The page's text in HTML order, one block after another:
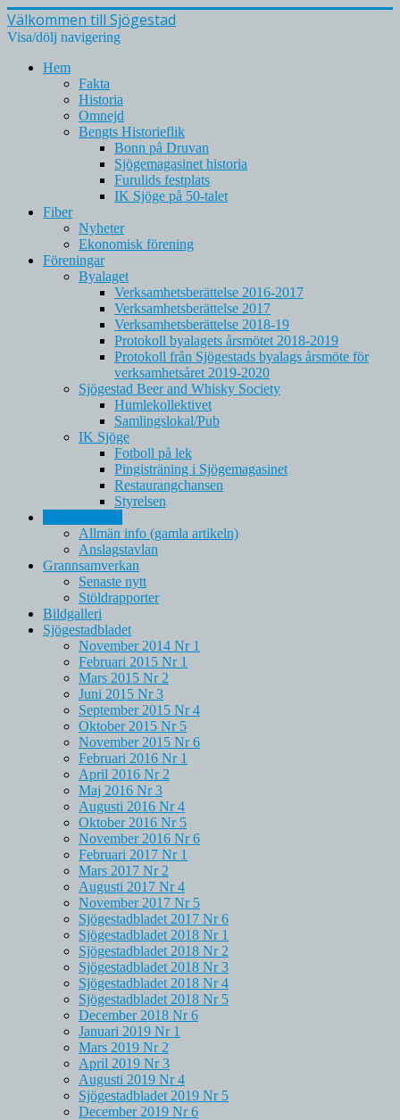
Välkommen till Sjögestad
Visa/dölj navigering
Hem
Fakta
Historia
Omnejd
Bengts Historieflik
Bonn på Druvan
Sjögemagasinet historia
Furulids festplats
IK Sjöge på 50-talet
Fiber
Nyheter
Ekonomisk förening
Föreningar
Byalaget
Verksamhetsberättelse 2016-2017
Verksamhetsberättelse 2017
Verksamhetsberättelse 2018-19
Protokoll byalagets årsmötet 2018-2019
Protokoll från Sjögestads byalags årsmöte för
verksamhetsåret 2019-2020
Sjögestad Beer and Whisky Society
Humlekollektivet
Samlingslokal/Pub
IK Sjöge
Fotboll på lek
Pingisträning i Sjögemagasinet
Restaurangchansen
Styrelsen
Allmän info (gamla artikeln)
Anslagstavlan
Grannsamverkan
Senaste nytt
Stöldrapporter
Bildgalleri
Sjögestadbladet
November 2014 Nr 1
Februari 2015 Nr 1
Mars 2015 Nr 2
Juni 2015 Nr 3
September 2015 Nr 4
Oktober 2015 Nr 5
November 2015 Nr 6
Februari 2016 Nr 1
April 2016 Nr 2
Maj 2016 Nr 3
Augusti 2016 Nr 4
Oktober 2016 Nr 5
November 2016 Nr 6
Februari 2017 Nr 1
Mars 2017 Nr 2
Augusti 2017 Nr 4
November 2017 Nr 5
Sjögestadbladet 2017 Nr 6
Sjögestadbladet 2018 Nr 1
Sjögestadbladet 2018 Nr 2
Sjögestadbladet 2018 Nr 3
Sjögestadbladet 2018 Nr 4
Sjögestadbladet 2018 Nr 5
December 2018 Nr 6
Januari 2019 Nr 1
Mars 2019 Nr 2
April 2019 Nr 3
Augusti 2019 Nr 4
Sjögestadbladet 2019 Nr 5
December 2019 Nr 6